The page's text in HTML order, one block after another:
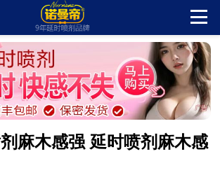
首页
新闻中心
客户留言
麻木感强 延时喷剂麻木感